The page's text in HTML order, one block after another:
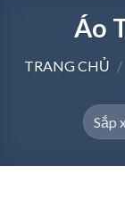
Áo
TRANG CHỦ /